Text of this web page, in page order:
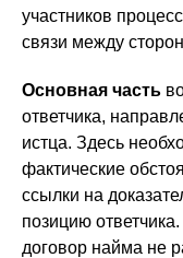
участников
связи между
Основная часть
ответчика,
истца. Здесь
фактические
ссылки на
позицию
договор найма не